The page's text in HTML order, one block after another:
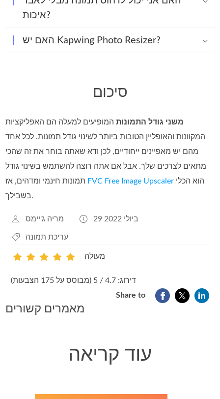
איכות?
האם יש Kapwing Photo Resizer?
סיכום
משני גודל התמונותהמופיעים למעלה הם האפליקציות
המקוונות והאופליין הטובות ביותר לשינוי גודל תמונות. לכל אחד
מהם יש מאפיינים ייחודיים, לכן ודא שאתה בוחר את זה שהכי
מתאים לצרכים שלך. אבל אם אתה רוצה להשתמש בשינוי גודל
FVC Free Image Upscaler
בשבילך.
מריה ג'יימס 29 ביולי 2022
עריכת תמונה
מְעוּלֶה
דירוג: 4.7 / 5 (מבוסס על 175 הצבעות)
Share to
מאמרים קשורים
עוד קריאה